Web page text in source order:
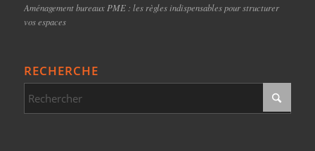
Aménagement bureaux PME : les règles indispensables pour structurer
vos espaces
RECHERCHE